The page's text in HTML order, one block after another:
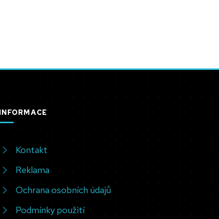
Kontakt
Reklama
Ochrana osobních údajů
Podmínky použití